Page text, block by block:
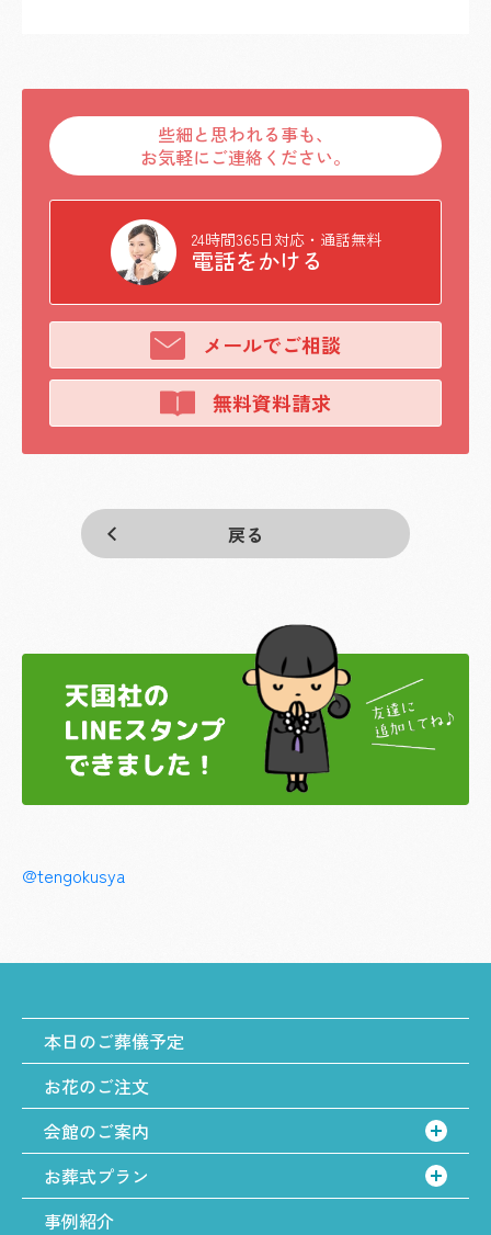
些細と思われる事も、
お気軽にご連絡ください。
24時間365日対応・通話無料
電話をかける
メールでご相談
無料資料請求
戻る
@tengokusya
本日のご葬儀予定
お花のご注文
会館のご案内
お葬式プラン
事例紹介